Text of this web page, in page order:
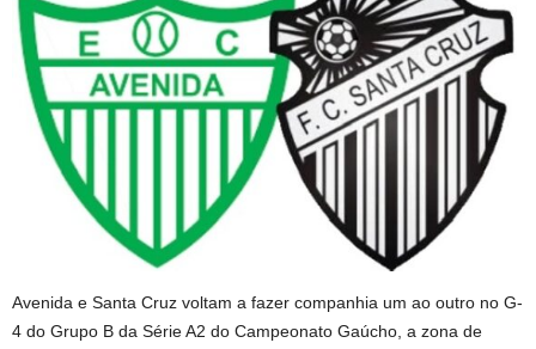
Avenida e Santa Cruz voltam a fazer companhia um ao outro no G-
4 do Grupo B da Série A2 do Campeonato Gaúcho, a zona de